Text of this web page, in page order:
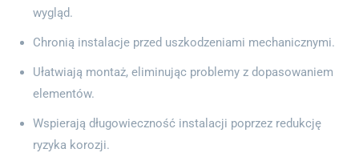
wygląd.
Chronią instalacje przed uszkodzeniami mechanicznymi.
Ułatwiają montaż, eliminując problemy z dopasowaniem
elementów.
Wspierają długowieczność instalacji poprzez redukcję
ryzyka korozji.